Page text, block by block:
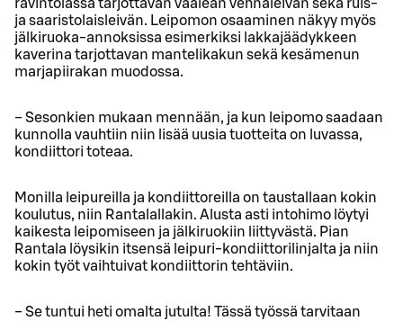
ravintolassa tarjottavan vaalean vehnäleivän sekä ruis-
ja saaristolaisleivän. Leipomon osaaminen näkyy myös
jälkiruoka-annoksissa esimerkiksi lakkajäädykkeen
kaverina tarjottavan mantelikakun sekä kesämenun
marjapiirakan muodossa.
− Sesonkien mukaan mennään, ja kun leipomo saadaan
kunnolla vauhtiin niin lisää uusia tuotteita on luvassa,
kondiittori toteaa.
Monilla leipureilla ja kondiittoreilla on taustallaan kokin
koulutus, niin Rantalallakin. Alusta asti intohimo löytyi
kaikesta leipomiseen ja jälkiruokiin liittyvästä. Pian
Rantala löysikin itsensä leipuri-kondiittorilinjalta ja niin
kokin työt vaihtuivat kondiittorin tehtäviin.
− Se tuntui heti omalta jutulta! Tässä työssä tarvitaan